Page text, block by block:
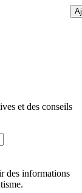
et des conseils
des informations